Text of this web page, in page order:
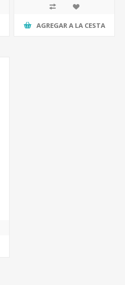
AGREGAR A LA CESTA